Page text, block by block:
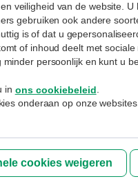
maart 2020
weigerde Rusland
Saoedi-Arabië
leidde tot negatieve
Amerikaanse druk te
hogere olieprijzen, die
meer door Ruslands
verhult
veiligheid van de website.
gebruiken ook andere
is of dat u
of inhoud deelt met
persoonlijk en kunt u
in ons cookiebeleid
onderaan op onze websites.
cookies weigeren